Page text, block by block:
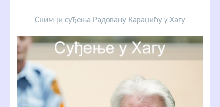
Снимци суђења Радовану Караџићу у Хагу